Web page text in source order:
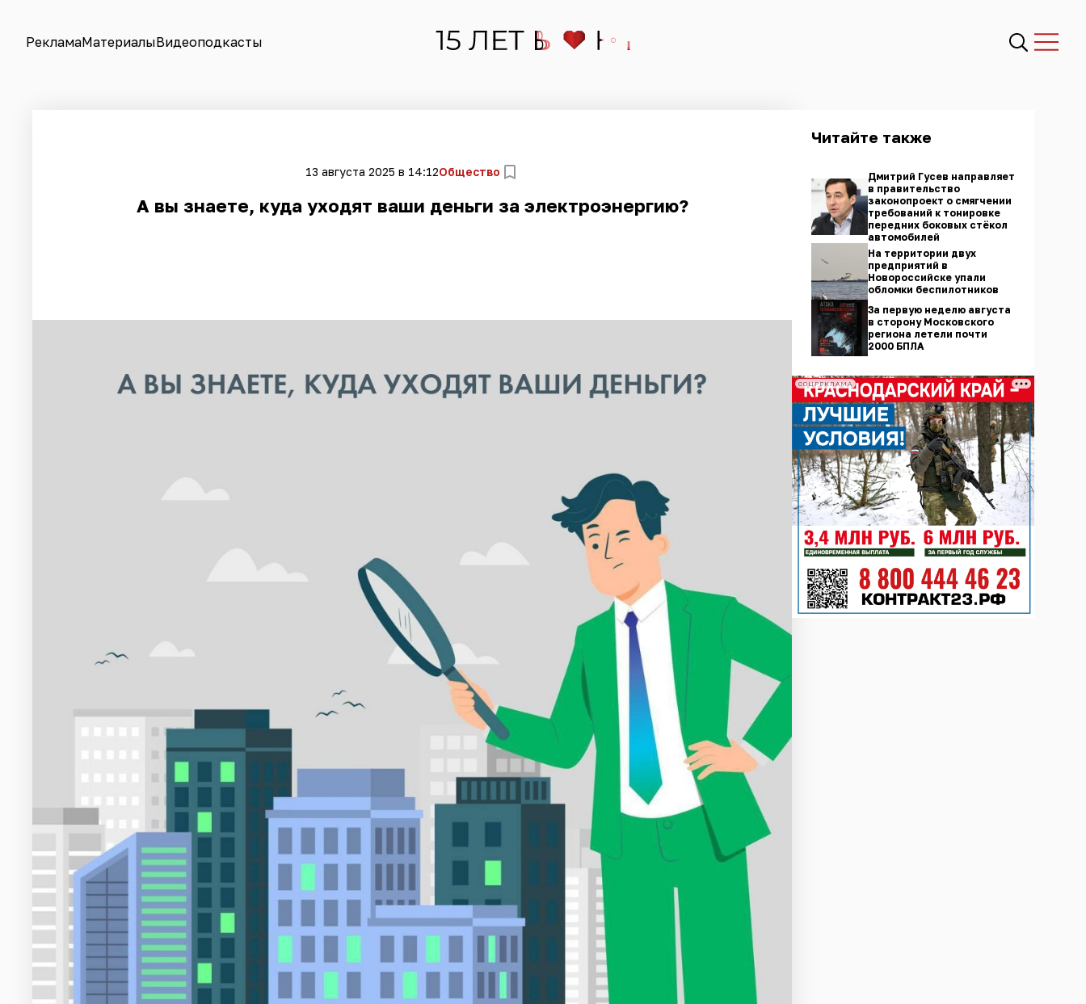
РекламаМатериалыВидеоподкасты
13 августа 2025 в 14:12Общество
А вы знаете, куда уходят ваши деньги за электроэнергию?
Читайте также
Дмитрий Гусев направляет
в правительство
законопроект о смягчении
требований к тонировке
передних боковых стёкол
автомобилей
На территории двух
предприятий в
Новороссийске упали
обломки беспилотников
За первую неделю августа
в сторону Московского
региона летели почти
2000 БПЛА
СОЦРЕКЛАМА